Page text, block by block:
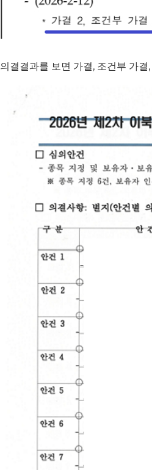
의결결과를 보면 가결, 조건부 가결